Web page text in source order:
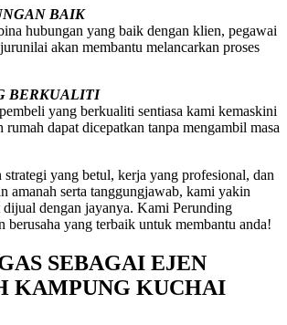
BAIK
hubungan yang baik dengan klien, pegawai
akan membantu melancarkan proses
BERKUALITI
yang berkualiti sentiasa kami kemaskini
rumah dapat dicepatkan tanpa mengambil masa
yang betul, kerja yang profesional, dan
amanah serta tanggungjawab, kami yakin
dijual dengan jayanya. Kami Perunding
berusaha yang terbaik untuk membantu anda!
SEBAGAI EJEN
KAMPUNG KUCHAI